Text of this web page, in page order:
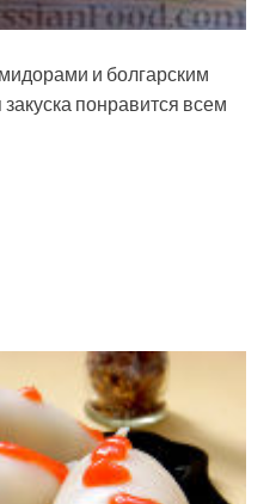
и болгарским
понравится всем